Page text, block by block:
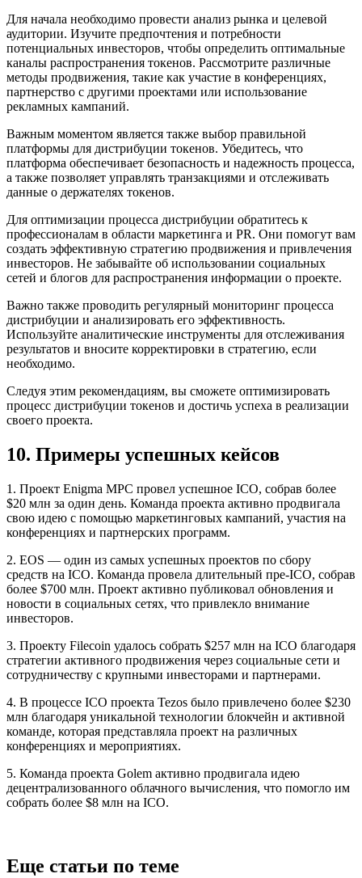
Для начала необходимо провести анализ рынка и целевой
аудитории. Изучите предпочтения и потребности
потенциальных инвесторов, чтобы определить оптимальные
каналы распространения токенов. Рассмотрите различные
методы продвижения, такие как участие в конференциях,
партнерство с другими проектами или использование
рекламных кампаний.
Важным моментом является также выбор правильной
платформы для дистрибуции токенов. Убедитесь, что
платформа обеспечивает безопасность и надежность процесса,
а также позволяет управлять транзакциями и отслеживать
данные о держателях токенов.
Для оптимизации процесса дистрибуции обратитесь к
профессионалам в области маркетинга и PR. Они помогут вам
создать эффективную стратегию продвижения и привлечения
инвесторов. Не забывайте об использовании социальных
сетей и блогов для распространения информации о проекте.
Важно также проводить регулярный мониторинг процесса
дистрибуции и анализировать его эффективность.
Используйте аналитические инструменты для отслеживания
результатов и вносите корректировки в стратегию, если
необходимо.
Следуя этим рекомендациям, вы сможете оптимизировать
процесс дистрибуции токенов и достичь успеха в реализации
своего проекта.
10. Примеры успешных кейсов
1. Проект Enigma MPC провел успешное ICO, собрав более
$20 млн за один день. Команда проекта активно продвигала
свою идею с помощью маркетинговых кампаний, участия на
конференциях и партнерских программ.
2. EOS — один из самых успешных проектов по сбору
средств на ICO. Команда провела длительный пре-ICO, собрав
более $700 млн. Проект активно публиковал обновления и
новости в социальных сетях, что привлекло внимание
инвесторов.
3. Проекту Filecoin удалось собрать $257 млн на ICO благодаря
стратегии активного продвижения через социальные сети и
сотрудничеству с крупными инвесторами и партнерами.
4. В процессе ICO проекта Tezos было привлечено более $230
млн благодаря уникальной технологии блокчейн и активной
команде, которая представляла проект на различных
конференциях и мероприятиях.
5. Команда проекта Golem активно продвигала идею
децентрализованного облачного вычисления, что помогло им
собрать более $8 млн на ICO.
Еще статьи по теме